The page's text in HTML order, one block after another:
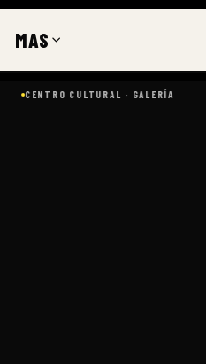
MAS
CENTRO CULTURAL · GALERÍA